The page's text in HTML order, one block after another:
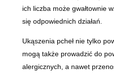
ich liczba może gwałtownie
się odpowiednich działań.
Ukąszenia pcheł nie tylko
mogą także prowadzić do
alergicznych, a nawet